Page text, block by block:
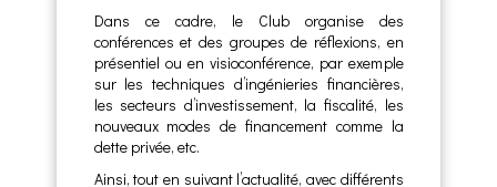
Dans ce cadre, le Club organise des
conférences et des groupes de réflexions, en
présentiel ou en visioconférence, par exemple
sur les techniques d’ingénieries financières,
les secteurs d’investissement, la fiscalité, les
nouveaux modes de financement comme la
dette privée, etc.
Ainsi, tout en suivant l’actualité, avec différents